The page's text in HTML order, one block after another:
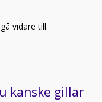
vidare till:
kanske gillar